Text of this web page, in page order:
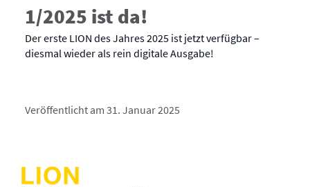
1/2025 ist da!
Der erste LION des Jahres 2025 ist jetzt verfügbar –
diesmal wieder als rein digitale Ausgabe!
Veröffentlicht am 31. Januar 2025